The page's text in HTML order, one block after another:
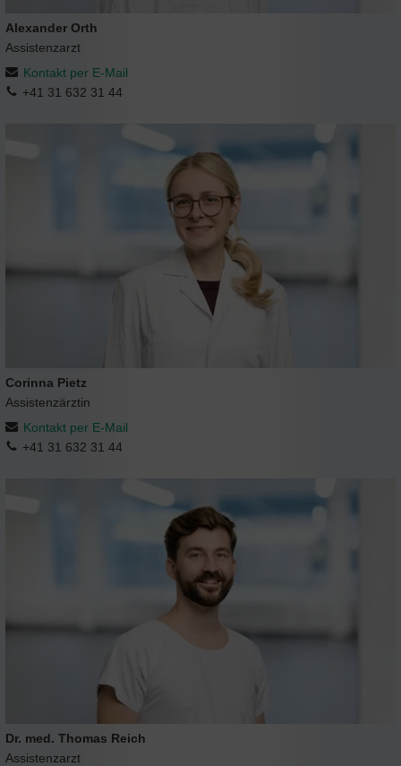
Alexander Orth
Assistenzarzt
Kontakt per E-Mail
+41 31 632 31 44
Corinna Pietz
Assistenzärztin
Kontakt per E-Mail
+41 31 632 31 44
Dr. med. Thomas Reich
Assistenzarzt